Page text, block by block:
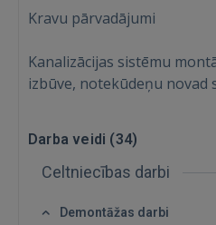
Ienākt
Kravu pārvadājumi
Kanalizācijas sistēmu
izbūve, notekūdeņu novad
Darba veidi (34)
Celtniecības darbi
Demontāžas darbi